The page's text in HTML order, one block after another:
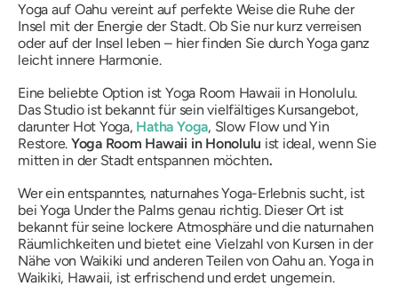
Yoga auf Oahu vereint auf perfekte Weise die Ruhe der
Insel mit der Energie der Stadt. Ob Sie nur kurz verreisen
oder auf der Insel leben – hier finden Sie durch Yoga ganz
leicht innere Harmonie.
Eine beliebte Option ist Yoga Room Hawaii in Honolulu.
Das Studio ist bekannt für sein vielfältiges Kursangebot,
darunter Hot Yoga, Hatha Yoga, Slow Flow und Yin
Restore. Yoga Room Hawaii in Honolulu ist ideal, wenn Sie
mitten in der Stadt entspannen möchten.
Wer ein entspanntes, naturnahes Yoga-Erlebnis sucht, ist
bei Yoga Under the Palms genau richtig. Dieser Ort ist
bekannt für seine lockere Atmosphäre und die naturnahen
Räumlichkeiten und bietet eine Vielzahl von Kursen in der
Nähe von Waikiki und anderen Teilen von Oahu an. Yoga in
Waikiki, Hawaii, ist erfrischend und erdet ungemein.